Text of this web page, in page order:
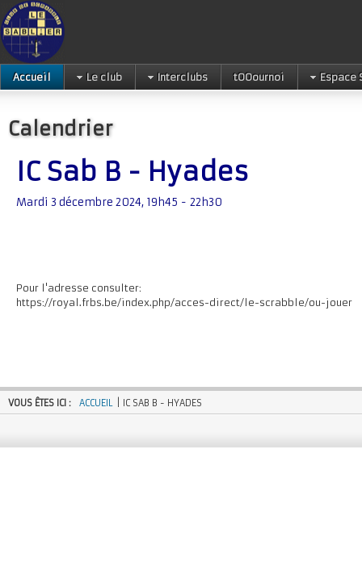
Accueil Le club Interclubs tOOournoi Espace
Calendrier
IC Sab B - Hyades
Mardi 3 décembre 2024, 19h45 - 22h30
Pour l'adresse consulter:
https://royal.frbs.be/index.php/acces-direct/le-scrabble/ou-jouer
VOUS ÊTES ICI : ACCUEIL | IC SAB B - HYADES